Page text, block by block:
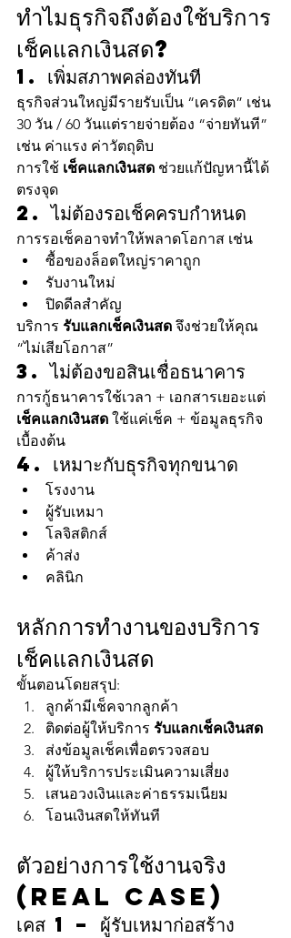
ทำไมธุรกิจถึงต้องใช้บริการ
เช็คแลกเงินสด?
1. เพิ่มสภาพคล่องทันที
ธุรกิจส่วนใหญ่มีรายรับเป็น “เครดิต” เช่น
30 วัน / 60 วันแต่รายจ่ายต้อง “จ่ายทันที”
เช่น ค่าแรง ค่าวัตถุดิบ
การใช้ เช็คแลกเงินสด ช่วยแก้ปัญหานี้ได้
ตรงจุด
2. ไม่ต้องรอเช็คครบกำหนด
การรอเช็คอาจทำให้พลาดโอกาส เช่น
ซื้อของล็อตใหญ่ราคาถูก
รับงานใหม่
ปิดดีลสำคัญ
บริการ รับแลกเช็คเงินสด จึงช่วยให้คุณ
“ไม่เสียโอกาส”
3. ไม่ต้องขอสินเชื่อธนาคาร
การกู้ธนาคารใช้เวลา + เอกสารเยอะแต่
เช็คแลกเงินสด ใช้แค่เช็ค + ข้อมูลธุรกิจ
เบื้องต้น
4. เหมาะกับธุรกิจทุกขนาด
โรงงาน
ผู้รับเหมา
โลจิสติกส์
ค้าส่ง
คลินิก
หลักการทำงานของบริการ
เช็คแลกเงินสด
ขั้นตอนโดยสรุป:
ลูกค้ามีเช็คจากลูกค้า
ติดต่อผู้ให้บริการ รับแลกเช็คเงินสด
ส่งข้อมูลเช็คเพื่อตรวจสอบ
ผู้ให้บริการประเมินความเสี่ยง
เสนอวงเงินและค่าธรรมเนียม
โอนเงินสดให้ทันที
ตัวอย่างการใช้งานจริง
(Real Case)
เคส 1 – ผู้รับเหมาก่อสร้าง